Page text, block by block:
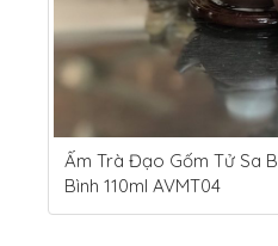
Ấm Trà Đạo Gốm Tử Sa
Bình 110ml AVMT04